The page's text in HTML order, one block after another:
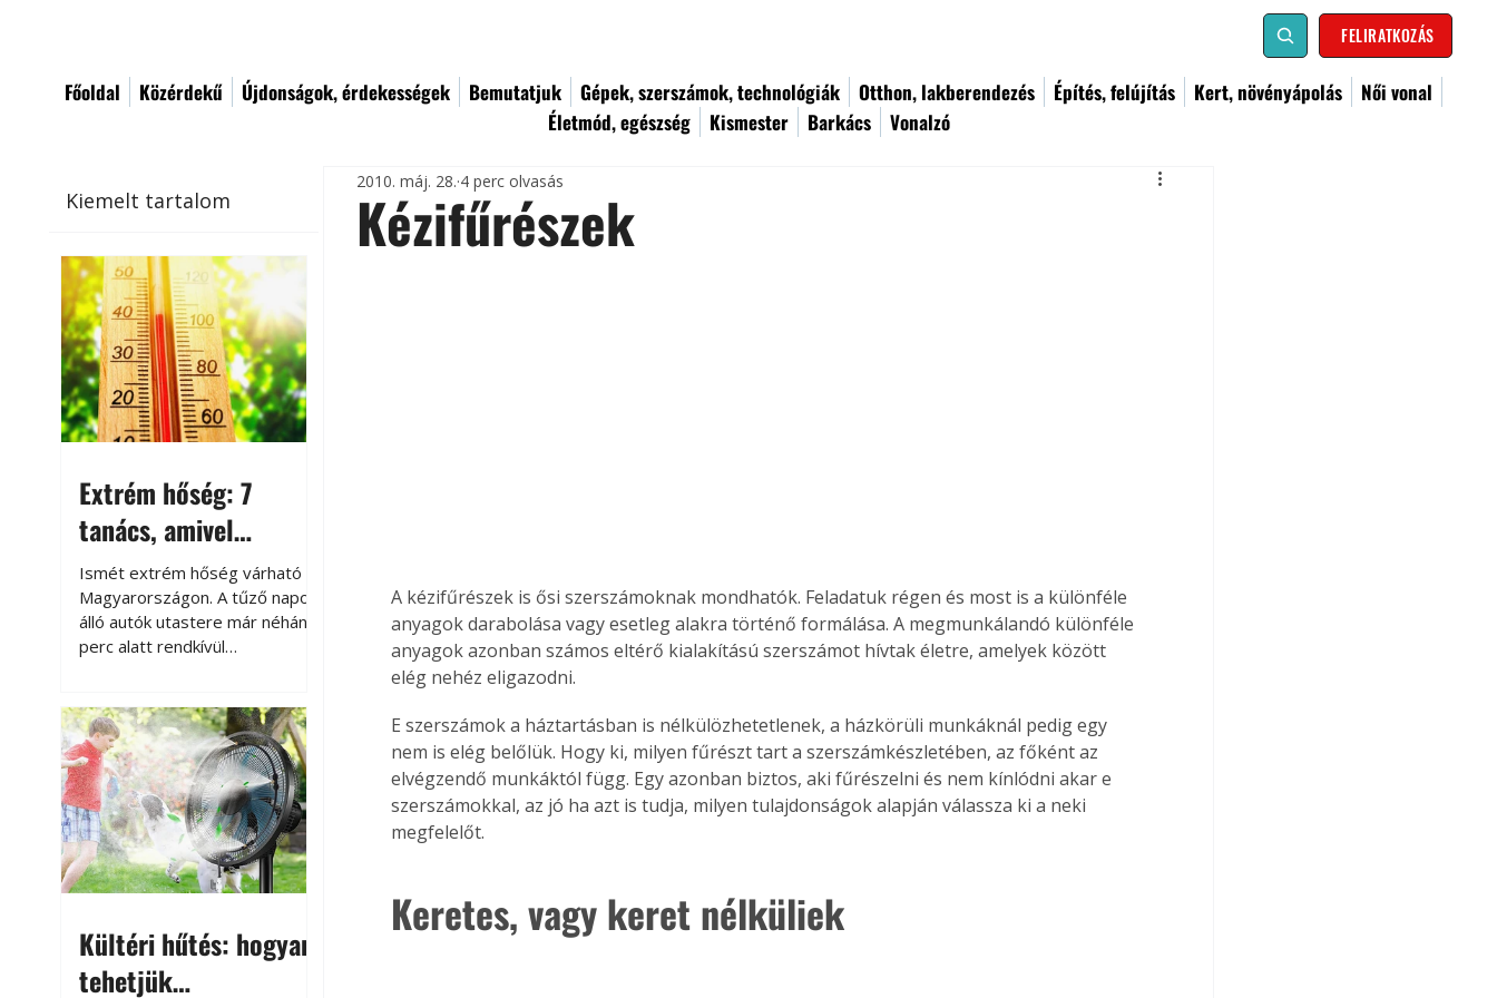
FELIRATKOZÁS
Főoldal Közérdekű Újdonságok, érdekességek Bemutatjuk Gépek, szerszámok, technológiák Otthon, lakberendezés Építés, felújítás Kert, növényápolás
Női vonal
Életmód, egészség
Kismester Barkács Vonalzó
Kiemelt tartalom
Extrém hőség: 7
tanács, amivel
megóvhatjuk
autónkat a nyári
károktól
Ismét extrém hőség várható
Magyarországon. A tűző napon
álló autók utastere már néhány
perc alatt rendkívül
megközelítheti. Ez nemcsak a
beszállást teszi kellemetlenné,
hanem az autó állapotára és a
benne hagyott tárgyakra is
káros hatással lehet. Néhány
egyszerű óvintézkedéssel
azonban jelentősen
csökkenthetjük a hőség káros
Kültéri hűtés: hogyan
tehetjük
Kézifűrészek
2010. máj. 28. 4 perc olvasás
A kézifűrészek is ősi szerszámoknak mondhatók. Feladatuk régen és most is a különféle
anyagok darabolása vagy esetleg alakra történő formálása. A megmunkálandó különféle
anyagok azonban számos eltérő kialakítású szerszámot hívtak életre, amelyek között
elég nehéz eligazodni.
E szerszámok a háztartásban is nélkülözhetetlenek, a házkörüli munkáknál pedig egy
nem is elég belőlük. Hogy ki, milyen fűrészt tart a szerszámkészletében, az főként az
elvégzendő munkáktól függ. Egy azonban biztos, aki fűrészelni és nem kínlódni akar e
szerszámokkal, az jó ha azt is tudja, milyen tulajdonságok alapján válassza ki a neki
megfelelőt.
Keretes, vagy keret nélküliek